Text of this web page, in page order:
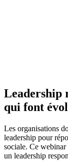
Leadership
qui font
Les organisations
leadership pour
sociale. Ce
un leadership